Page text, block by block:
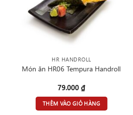
HR HANDROLL
Món ăn HR06 Tempura Handroll
79.000₫
THÊM VÀO GIỎ HÀNG